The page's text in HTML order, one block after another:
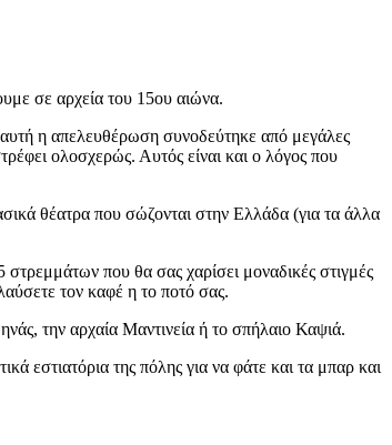
σε αρχεία του 15ου αιώνα.
η απελευθέρωση συνοδεύτηκε από μεγάλες
ολοσχερώς. Αυτός είναι και ο λόγος που
θέατρα που σώζονται στην Ελλάδα (για τα άλλα
που θα σας χαρίσει μοναδικές στιγμές
τον καφέ η το ποτό σας.
την αρχαία Μαντινεία ή το σπήλαιο Καψιά.
εστιατόρια της πόλης για να φάτε και τα μπαρ και